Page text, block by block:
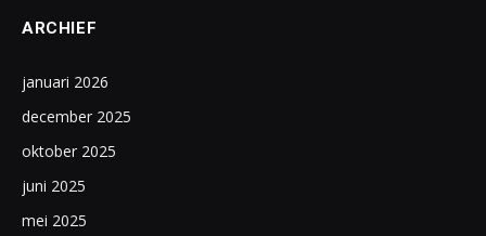
ARCHIEF
januari 2026
december 2025
oktober 2025
juni 2025
mei 2025